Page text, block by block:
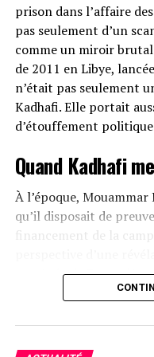
prison dans l’affaire
pas seulement d’un
comme un miroir
de 2011 en Libye,
n’était pas seulement
Kadhafi. Elle portait
d’étouffement
Quand Kadhafi
À l’époque,
qu’il disposait de
financement de la
une épée de Damoclès
militaire, sous couvert
dirigeant devenu trop